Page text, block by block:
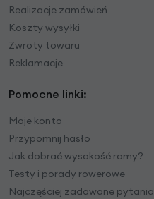
Realizacje zamówień
Koszty wysyłki
Zwroty towaru
Reklamacje
Pomocne linki:
Moje konto
Przypomnij hasło
Jak dobrać wysokość ramy?
Testy i porady rowerowe
Najczęściej zadawane pytania